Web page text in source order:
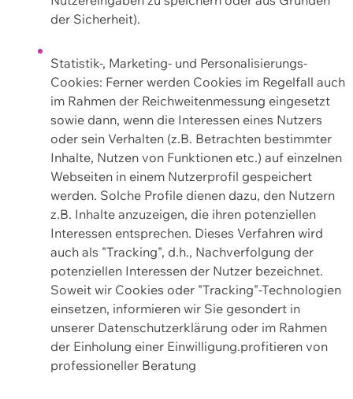
der Sicherheit).
Statistik-, Marketing- und Personalisierungs-
Cookies: Ferner werden Cookies im Regelfall auch
im Rahmen der Reichweitenmessung eingesetzt
sowie dann, wenn die Interessen eines Nutzers
oder sein Verhalten (z.B. Betrachten bestimmter
Inhalte, Nutzen von Funktionen etc.) auf einzelnen
Webseiten in einem Nutzerprofil gespeichert
werden. Solche Profile dienen dazu, den Nutzern
z.B. Inhalte anzuzeigen, die ihren potenziellen
Interessen entsprechen. Dieses Verfahren wird
auch als "Tracking", d.h., Nachverfolgung der
potenziellen Interessen der Nutzer bezeichnet.
Soweit wir Cookies oder "Tracking"-Technologien
einsetzen, informieren wir Sie gesondert in
unserer Datenschutzerklärung oder im Rahmen
der Einholung einer Einwilligung.profitieren von
professioneller Beratung